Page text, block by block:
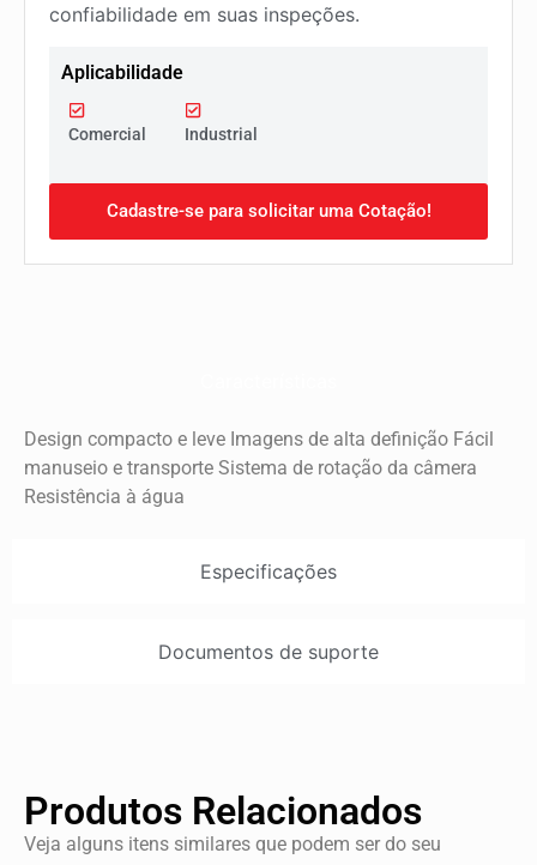
confiabilidade em suas inspeções.
Aplicabilidade
Comercial Industrial
Cadastre-se para solicitar uma Cotação!
Especificações
Documentos de suporte
Design compacto e leve Imagens de alta definição Fácil
manuseio e transporte Sistema de rotação da câmera
Resistência à água
Produtos Relacionados
Veja alguns itens similares que podem ser do seu